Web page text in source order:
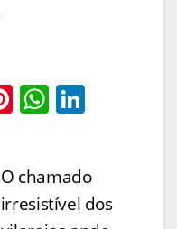
Pi
e
st
W
s
A
e
dI
O chamado
irresistível dos